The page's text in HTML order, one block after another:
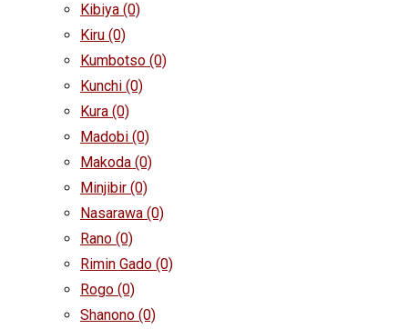
Kibiya (0)
Kiru (0)
Kumbotso (0)
Kunchi (0)
Kura (0)
Madobi (0)
Makoda (0)
Minjibir (0)
Nasarawa (0)
Rano (0)
Rimin Gado (0)
Rogo (0)
Shanono (0)